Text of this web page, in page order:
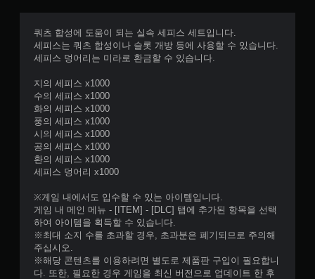
쿼츠 합성에 도움이 되는 실속 세피스 세트입니다.
세피스는 쿼츠 합성이나 슬롯 개방 등에 사용할 수 있습니다.
세피스 덩어리는 미라로 환금할 수 있습니다.
지의 세피스 x1000
수의 세피스 x1000
화의 세피스 x1000
풍의 세피스 x1000
시의 세피스 x1000
공의 세피스 x1000
환의 세피스 x1000
세피스 덩어리 x1000
※게임 내에서도 입수할 수 있는 아이템입니다.
게임 내 메인 메뉴 - [ITEM] - [DLC] 탭에 추가된 항목을 선택
하여 아이템을 획득할 수 있습니다.
※최대 소지 수를 초과할 경우, 초과분은 폐기되므로 주의해
주십시오.
※해당 콘텐츠를 이용하려면 별도로 제품판 구입이 필요합니
다. 또한, 필요한 경우 게임을 최신 버전으로 업데이트 한 후